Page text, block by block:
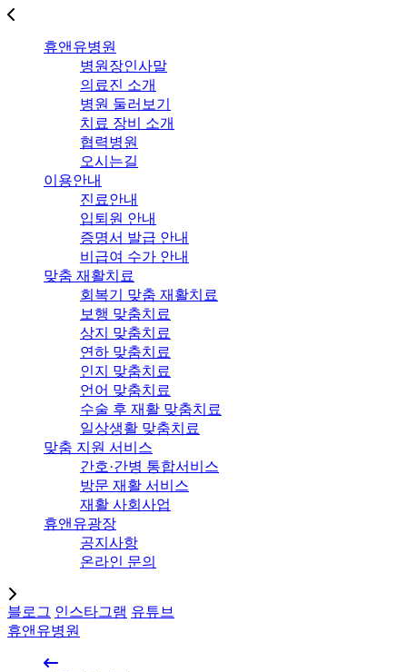
휴앤유병원
병원장인사말
의료진 소개
병원 둘러보기
치료 장비 소개
협력병원
오시는길
이용안내
진료안내
입퇴원 안내
증명서 발급 안내
비급여 수가 안내
맞춤 재활치료
회복기 맞춤 재활치료
보행 맞춤치료
상지 맞춤치료
연하 맞춤치료
인지 맞춤치료
언어 맞춤치료
수술 후 재활 맞춤치료
일상생활 맞춤치료
맞춤 지원 서비스
간호·간병 통합서비스
방문 재활 서비스
재활 사회사업
휴앤유광장
공지사항
온라인 문의
블로그 인스타그램 유튜브
휴앤유병원